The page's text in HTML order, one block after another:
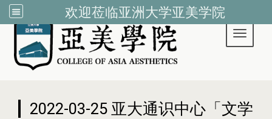
欢迎莅临亚洲大学亚美学院
Toggle
2022-03-25 亚大通识中心「文学